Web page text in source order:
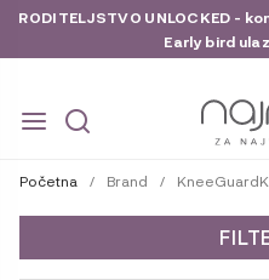
RODITELJSTVO UNLOCKED -
Early bird
na
do
Početna / Brand /